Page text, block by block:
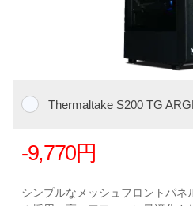
Thermaltake S200 TG
-9,770円
シンプルなメッシュフロントパネ